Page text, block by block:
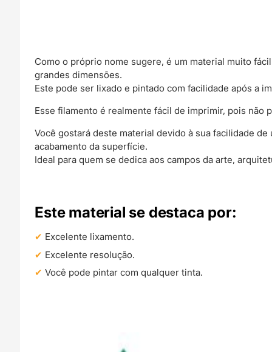
Como o próprio nome sugere, é um material muito
grandes dimensões.
Este pode ser lixado e pintado com facilidade após a
Esse filamento é realmente fácil de imprimir, pois não
Você gostará deste material devido à sua facilidade
acabamento da superfície.
Ideal para quem se dedica aos campos da arte,
Este material se destaca por:
Excelente lixamento.
Excelente resolução.
Você pode pintar com qualquer tinta.